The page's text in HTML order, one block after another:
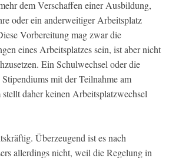
dem Verschaffen einer Ausbildung,
oder ein anderweitiger Arbeitsplatz
Vorbereitung mag zwar die
eines Arbeitsplatzes sein, ist aber nicht
Ein Schulwechsel oder die
mit der Teilnahme am
stellt daher keinen Arbeitsplatzwechsel
Überzeugend ist es nach
allerdings nicht, weil die Regelung in